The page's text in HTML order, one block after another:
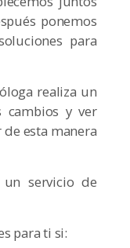
ponemos
para
realiza un
cambios y ver
esta manera
servicio de
para ti si: